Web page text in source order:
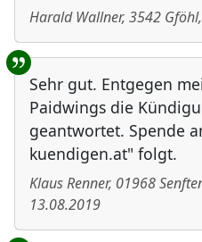
Harald Wallner, 3542 Gföhl,
Sehr gut. Entgegen
Paidwings die
geantwortet. Spende
kuendigen.at" folgt.
Klaus Renner, 01968
13.08.2019